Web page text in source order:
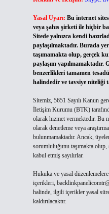
Yasal Uyarı: Bu internet
veya şahıs şirketi ile hiçbir
Sitede yalnızca kendi
paylaşılmaktadır. Burada
taşımamakta olup, gerçek
paylaşım
benzerlikleri tamamen
halindedir ve tavsiye niteliği
Sitemiz, 5651 Sayılı Kanun
İletişim Kurumu (BTK)
olarak hizmet vermektedir. Bu
olarak denetleme veya
bulunmamaktadır. Ancak,
sorumluluğunu taşımakta
kabul etmiş sayılırlar.
Hukuka ve yasal
içerikleri,
halinde, ilgili içerikler yasal
kaldırılacaktır.